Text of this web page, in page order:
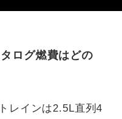
ログ燃費はどの
レインは2.5L直列4